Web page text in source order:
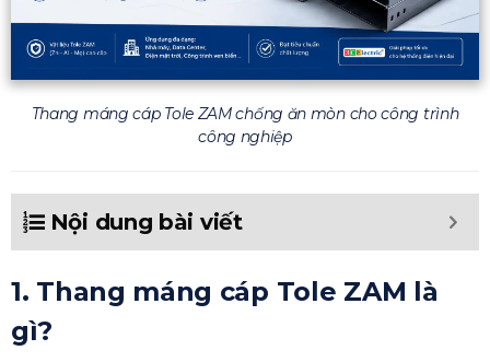
Thang máng cáp Tole ZAM chống ăn mòn cho công trình
công nghiệp
Nội dung bài viết
1. Thang máng cáp Tole ZAM là
gì?